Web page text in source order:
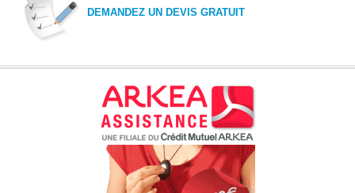
DEMANDEZ UN DEVIS GRATUIT